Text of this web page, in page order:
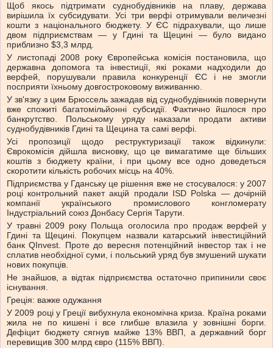
Щоб якось підтримати суднобудівників на плаву, держава
вирішила їх субсидувати. Усі три верфі отримували величезні
кошти з національного бюджету. У ЄС підрахували, що лише
двом підприємствам — у Гдині та Щецині — було видано
приблизно $3,3 млрд.
У листопаді 2008 року Європейська комісія постановила, що
державна допомога та інвестиції, які роками надходили до
верфей, порушували правила конкуренції ЄС і не змогли
посприяти їхньому довгостроковому виживанню.
У зв'язку з цим Брюссель зажадав від суднобудівників повернути
вже спожиті багатомільйонні субсидії. Фактично йшлося про
банкрутство. Польському уряду наказали продати активи
суднобудівників Гдині та Щецина та самі верфі.
Усі пропозиції щодо реструктуризації також відкинули:
Єврокомісія дійшла висновку, що це вимагатиме ще більших
коштів з бюджету країни, і при цьому все одно доведеться
скоротити кількість робочих місць на 40%.
Підприємства у Гданську це рішення вже не стосувалося: у 2007
році контрольний пакет акцій продали ISD Polska — дочірній
компанії українського промислового конгломерату
Індустріальний союз Донбасу Сергія Тарути.
У травні 2009 року Польща оголосила про продаж верфей у
Гдині та Щецині. Покупцем назвали катарський інвестиційний
банк QInvest. Проте до вересня потенційний інвестор так і не
сплатив необхідної суми, і польський уряд був змушений шукати
нових покупців.
Не знайшов, а відтак підприємства остаточно припинили своє
існування.
Греція: важке одужання
У 2009 році у Греції вибухнула економічна криза. Країна роками
жила не по кишені і все глибше влазила у зовнішні борги.
Дефіцит бюджету сягнув майже 13% ВВП, а державний борг
перевищив 300 млрд євро (115% ВВП).